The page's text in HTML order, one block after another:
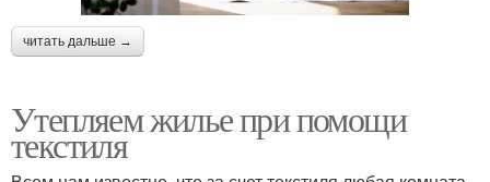
читать дальше →
Утепляем жилье при помощи
текстиля